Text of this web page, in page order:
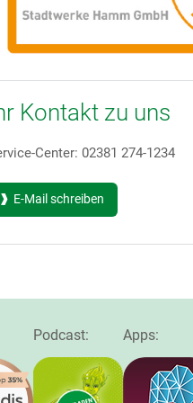
Kontakt zu uns
Center: 02381 274-1234
E-Mail schreiben
Podcast: Apps: